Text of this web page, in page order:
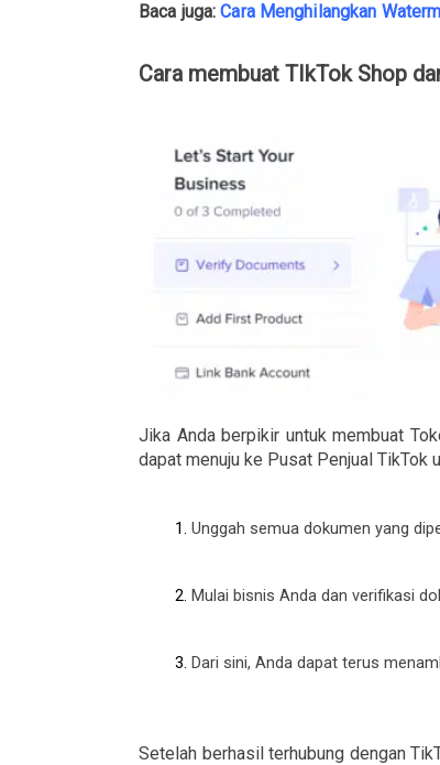
Baca juga:Cara Menghilangkan
Cara membuat TIkTok Shop
Jika Anda berpikir untuk membuat
dapat menuju ke Pusat Penjual TikTok
Unggah semua dokumen yang
Mulai bisnis Anda dan verifikasi
Dari sini, Anda dapat terus
Setelah berhasil terhubung dengan